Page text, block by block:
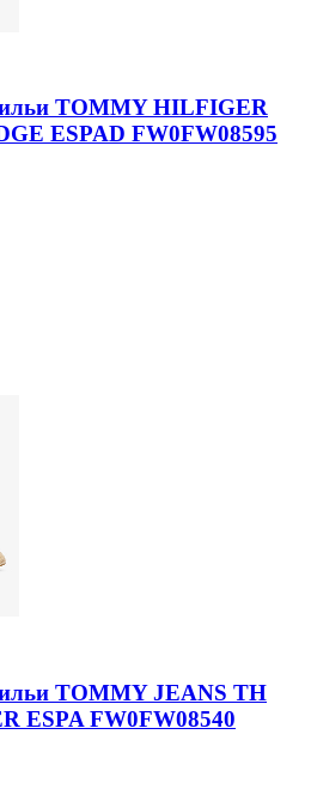
TOMMY HILFIGER
ESPAD FW0FW08595
TOMMY JEANS TH
ESPA FW0FW08540